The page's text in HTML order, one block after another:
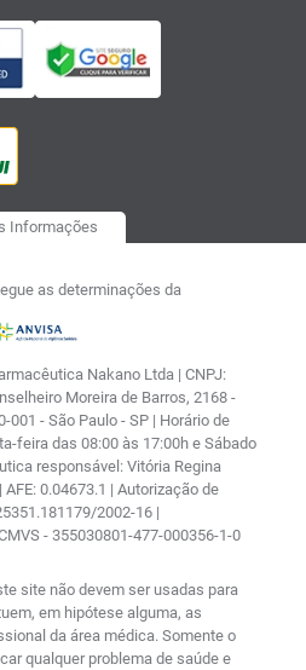
Informações
as determinações da
Nakano Ltda | CNPJ:
Moreira de Barros, 2168 -
001 - São Paulo - SP | Horário de
feira das 08:00 às 17:00h e Sábado
responsável: Vitória Regina
0.04673.1 | Autorização de
2002-16 |
- 355030801-477-000356-1-0
site não devem ser usadas para
em hipótese alguma, as
da área médica. Somente o
qualquer problema de saúde e